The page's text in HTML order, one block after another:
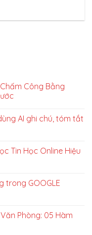
Công Bằng
AI ghi chú, tóm tắt
Tin Học Online Hiệu
trong GOOGLE
Phòng: 05 Hàm